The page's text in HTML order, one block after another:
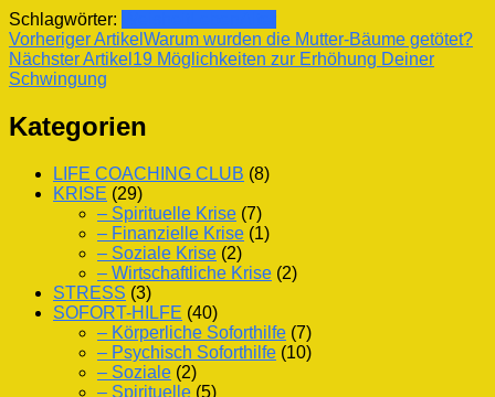
Schlagwörter:
Beitragsnavigation
Vorheriger Artikel Warum wurden die Mutter-Bäume getötet?
Nächster Artikel 19 Möglichkeiten zur Erhöhung Deiner
Schwingung
Kategorien
LIFE COACHING CLUB (8)
KRISE (29)
– Spirituelle Krise (7)
– Finanzielle Krise (1)
– Soziale Krise (2)
– Wirtschaftliche Krise (2)
STRESS (3)
SOFORT-HILFE (40)
– Körperliche Soforthilfe (7)
– Psychisch Soforthilfe (10)
– Soziale (2)
– Spirituelle (5)